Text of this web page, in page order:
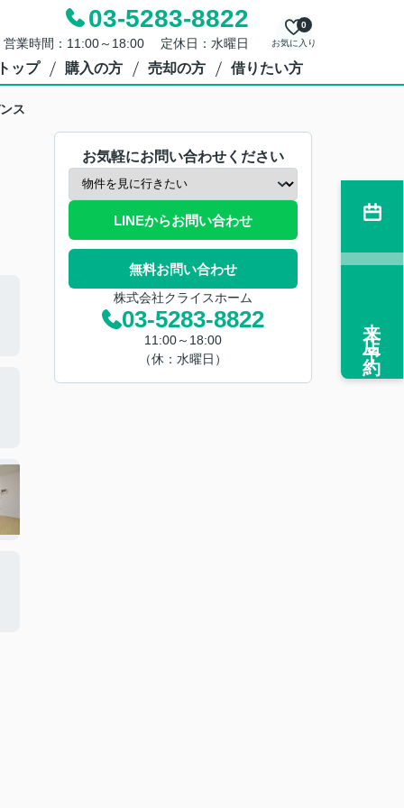
03-5283-8822
営業時間：11:00～18:00 定休日：水曜日 お気に入り
0
ップ 購入の方 売却の方 借りたい方
ス
お気軽にお問い合わせください
LINEからお問い合わせ
無料お問い合わせ
株式会社クライスホーム
03-5283-8822
11:00～18:00
（休：水曜日）
来店予約